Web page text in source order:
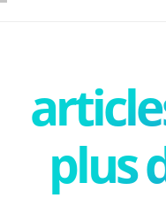
plus